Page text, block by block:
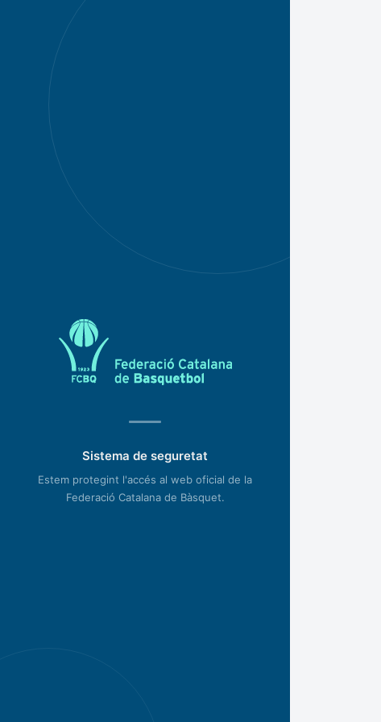
Sistema de seguretat
Estem protegint l'accés al web oficial de la
Federació Catalana de Bàsquet.